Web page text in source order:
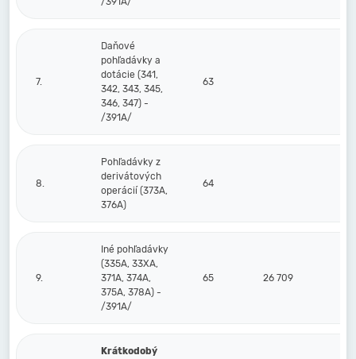
7.
Daňové
pohľadávky a
dotácie (341,
342, 343, 345,
346, 347) -
/391A/
63
8.
Pohľadávky z
derivátových
operácií (373A,
376A)
64
9.
Iné pohľadávky
(335A, 33XA,
371A, 374A,
375A, 378A) -
/391A/
65 26 709
Krátkodobý